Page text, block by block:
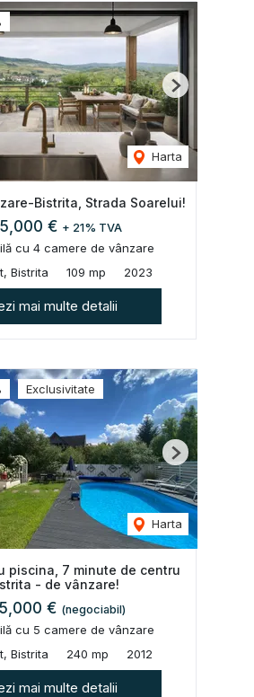
Harta
Next
Bistrita, Strada Soarelui!
€ + 21% TVA
cu 4 camere de vânzare
Bistrita
109 mp 2023
mai multe detalii
Exclusivitate
Harta
Next
piscina, 7 minute de centru
- de vânzare!
€ (negociabil)
cu 5 camere de vânzare
Bistrita
240 mp 2012
mai multe detalii